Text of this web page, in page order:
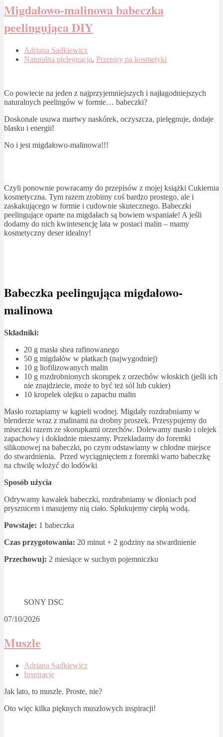
Migdałowo-malinowa babeczka
peelingująca DIY
Adriana Sadkiewicz
Naturalna pielęgnacja, Przepisy na kosmetyki
Co powiecie na jeden z najprzyjemniejszych i najłagodniejszych
naturalnych peelingów w formie… babeczki?
Doskonale usuwa martwy naskórek, oczyszcza, pielęgnuje, dodaje
blasku i energii!
No i jest migdałowo-malinowa!!!
Czyli ponownie powracamy do przepisów z mojej książki Cukiernia
kosmetyczna. Tym razem zrobimy coś bardzo prostego, ale i
zaskakującego w formie i cudownie skutecznego. Babeczki
peelingujące oparte na migdałach są bowiem wspaniałe! A jeśli
dodamy do nich kwintesencję lata w postaci malin – mamy
kosmetyczny deser idealny!
Babeczka peelingująca migdałowo-
malinowa
Składniki:
20 g masła shea rafinowanego
50 g migdałów w płatkach (najwygodniej)
10 g liofilizowanych malin
10 g rozdrobnionych skorupek z orzechów włoskich (jeśli ich
nie znajdziecie, może to być też sól lub cukier)
10 kropelek olejku o zapachu malin
Masło roztapiamy w kąpieli wodnej. Migdały rozdrabniamy w
blenderze wraz z malinami na drobny proszek. Przesypujemy do
miseczki razem ze skorupkami orzechów. Dolewamy masło i olejek
zapachowy i dokładnie mieszamy. Przekładamy do foremki
silikonowej na babeczki, po czym odstawiamy w chłodne miejsce
do stwardnienia. Przed wyciągnięciem z foremki warto babeczkę
na chwilę włożyć do lodówki
Sposób użycia
Odrywamy kawałek babeczki, rozdrabniamy w dłoniach pod
prysznicem i masujemy nią ciało. Spłukujemy ciepłą wodą.
Powstaje: 1 babeczka
Czas przygotowania: 20 minut + 2 godziny na stwardnienie
Przechowuj: 2 miesiące w suchym pojemniczku
SONY DSC
07/10/2026
Muszle
Adriana Sadkiewicz
Inspiracje
Jak lato, to muszle. Proste, nie?
Oto więc kilka pięknych muszlowych inspiracji!